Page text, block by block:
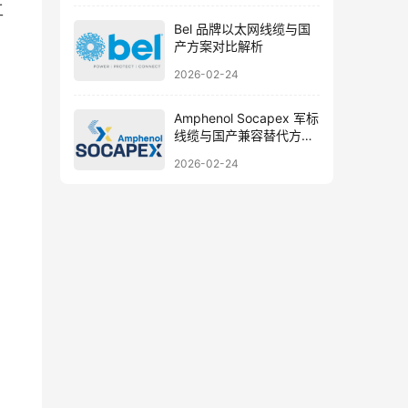
Bel 品牌以太网线缆与国
产方案对比解析
2026-02-24
Amphenol Socapex 军标
线缆与国产兼容替代方案
2026-02-24